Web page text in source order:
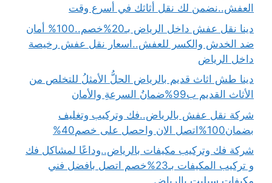
العفش..نضمن لك نقل أثاثك في أسرع وقت
دينا نقل عفش داخل الرياض بـ20%خصم..100% أمان
ضد الخدش والكسر للعفش..اسعار نقل عفش رخيصة
داخل الرياض
دينا طش اثاث قديم بالرياض الحلُّ الأمثلُ للتخلص من
الأثاث القديم ب99%ضمانُ السرعةِ والأمان
شركة نقل عفش بالرياض..فك وتركيب وتغليف
بضمان100%اتصل الان واحصل على خصم40%
شركة فك وتركيب مكيفات بالرياض..وداعًا لمشاكل فك
و تركيب المكيفات بـ23%خصم اتصل بافضل فني